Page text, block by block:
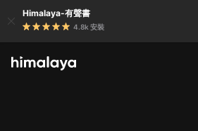
Himalaya-有聲書
4.8k 安裝